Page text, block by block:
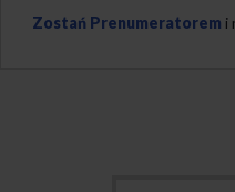
Zostań Prenumeratorem i